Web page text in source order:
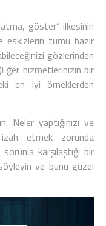
göster” ilkesinin
eskizlerin tümü hazır
gözlerinden
(Eğer hizmetlerinizin bir
en iyi örneklerden
Neler yaptığınızı ve
izah etmek zorunda
karşılaştığı bir
ve bunu güzel